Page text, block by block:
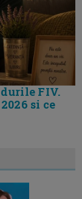
FIV.
si ce